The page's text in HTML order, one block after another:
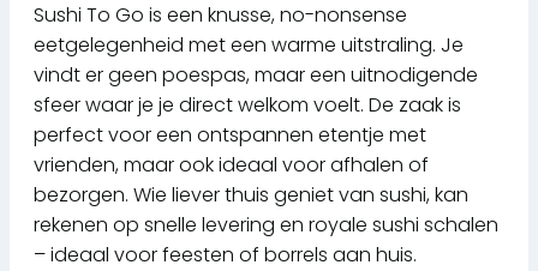
Sushi To Go is een knusse, no-nonsense
eetgelegenheid met een warme uitstraling. Je
vindt er geen poespas, maar een uitnodigende
sfeer waar je je direct welkom voelt. De zaak is
perfect voor een ontspannen etentje met
vrienden, maar ook ideaal voor afhalen of
bezorgen. Wie liever thuis geniet van sushi, kan
rekenen op snelle levering en royale sushi schalen
– ideaal voor feesten of borrels aan huis.